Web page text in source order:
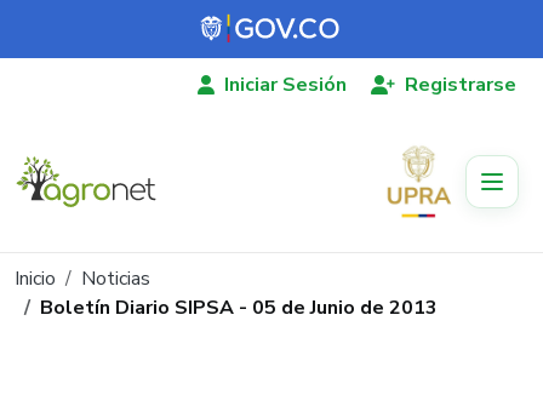
Pasar al contenido principal
Iniciar Sesión Registrarse
Ruta de navegación
Inicio
Noticias
Boletín Diario SIPSA - 05 de Junio de 2013